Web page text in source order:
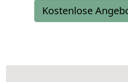
Kostenlose